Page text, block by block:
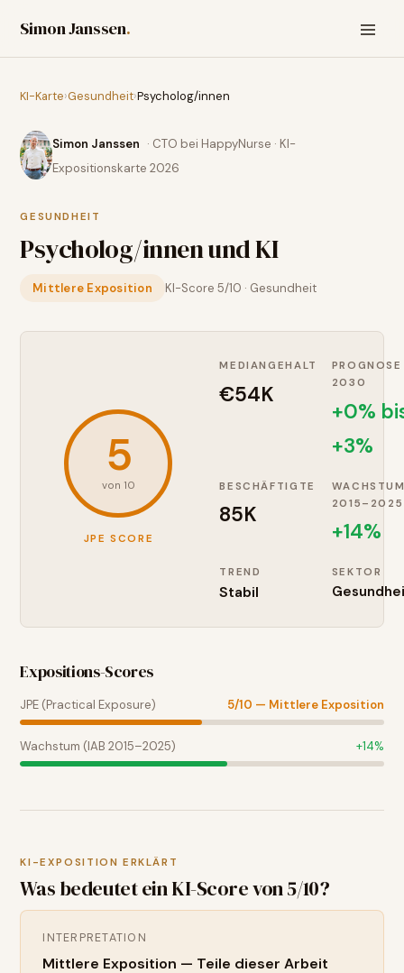
Simon Janssen.
KI-Karte›Gesundheit›Psycholog/innen
Simon Janssen · CTO bei HappyNurse · KI-
Expositionskarte 2026
GESUNDHEIT
Psycholog/innenund KI
Mittlere Exposition KI-Score 5/10 · Gesundheit
5
von 10
JPE SCORE
MEDIANGEHALT
€54K
PROGNOSE
2030
+0%
+3%
BESCHÄFTIGTE
85K
2015–2025
+14%
TREND
Stabil
SEKTOR
Expositions-Scores
JPE (Practical Exposure) 5/10 — Mittlere Exposition
Wachstum (IAB 2015–2025) +14%
KI-EXPOSITION ERKLÄRT
Was bedeutet ein KI-Score von5/10?
INTERPRETATION
Mittlere Exposition — Teile dieser Arbeit